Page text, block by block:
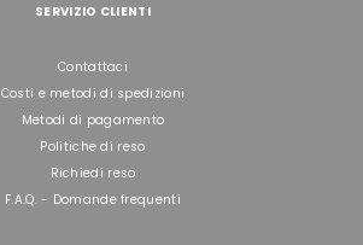
SERVIZIO CLIENTI
Contattaci
Costi e metodi di spedizioni
Metodi di pagamento
Politiche di reso
Richiedi reso
F.A.Q. - Domande frequenti